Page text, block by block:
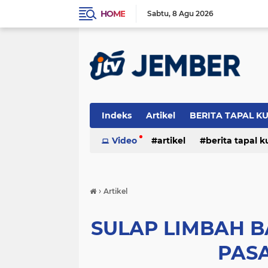
HOME Sabtu 8 Agu 2026
Indeks Artikel BERITA TAPAL
PERISTIWA
Video artikel berita tapal
› Artikel
SULAP LIMBAH